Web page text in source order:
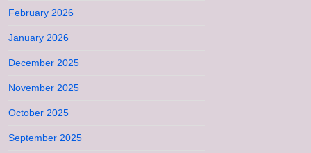
February 2026
January 2026
December 2025
November 2025
October 2025
September 2025